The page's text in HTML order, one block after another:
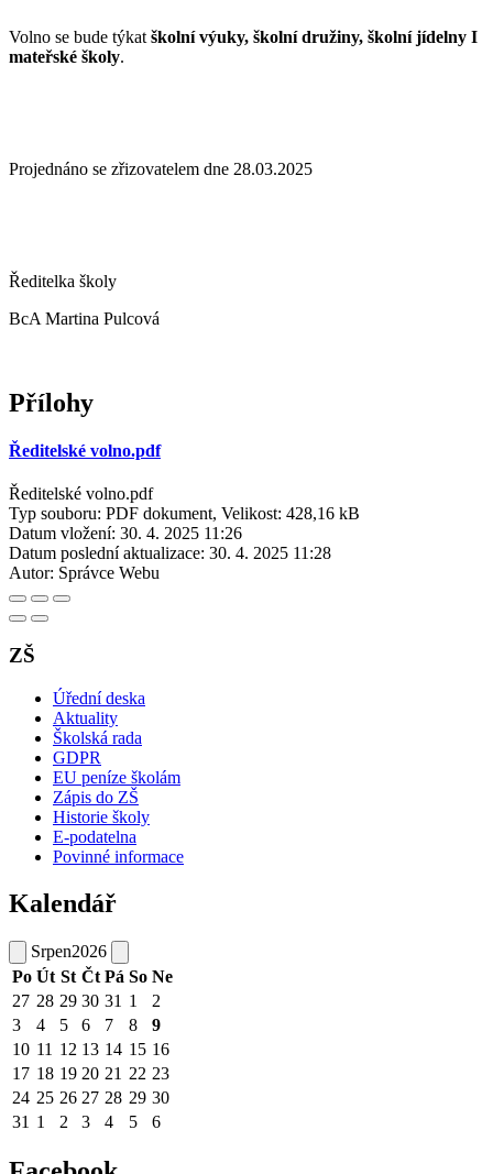
Volno se bude týkat školní výuky, školní družiny, školní jídelny I
mateřské školy.
Projednáno se zřizovatelem dne 28.03.2025
Ředitelka školy
BcA Martina Pulcová
Přílohy
Ředitelské volno.pdf
Ředitelské volno.pdf
Typ souboru: PDF dokument, Velikost: 428,16 kB
Datum vložení: 30. 4. 2025 11:26
Datum poslední aktualizace: 30. 4. 2025 11:28
Autor: Správce Webu
ZŠ
Úřední deska
Aktuality
Školská rada
GDPR
EU peníze školám
Zápis do ZŠ
Historie školy
E-podatelna
Povinné informace
Kalendář
Srpen2026
Po Út St Čt Pá So Ne
27 28 29 30 31 1
2
3
4 5 6 7 8
9
10 11 12 13 14 15 16
17 18 19 20 21 22 23
24 25 26 27 28 29 30
31 1 2 3 4 5 6